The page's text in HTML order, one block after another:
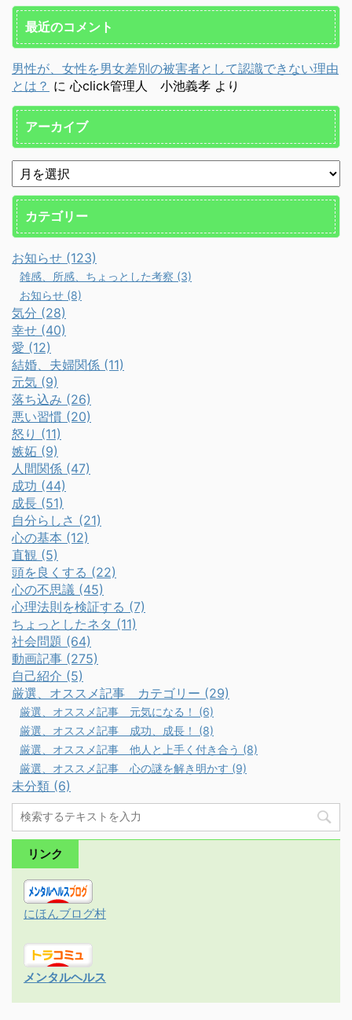
最近のコメント
男性が、女性を男女差別の被害者として認識できない理由
とは？ に 心click管理人 小池義孝 より
アーカイブ
カテゴリー
お知らせ (123)
雑感、所感、ちょっとした考察 (3)
お知らせ (8)
気分 (28)
幸せ (40)
愛 (12)
結婚、夫婦関係 (11)
元気 (9)
落ち込み (26)
悪い習慣 (20)
怒り (11)
嫉妬 (9)
人間関係 (47)
成功 (44)
成長 (51)
自分らしさ (21)
心の基本 (12)
直観 (5)
頭を良くする (22)
心の不思議 (45)
心理法則を検証する (7)
ちょっとしたネタ (11)
社会問題 (64)
動画記事 (275)
自己紹介 (5)
厳選、オススメ記事 カテゴリー (29)
厳選、オススメ記事 元気になる！ (6)
厳選、オススメ記事 成功、成長！ (8)
厳選、オススメ記事 他人と上手く付き合う (8)
厳選、オススメ記事 心の謎を解き明かす (9)
未分類 (6)
リンク
にほんブログ村
メンタルヘルス